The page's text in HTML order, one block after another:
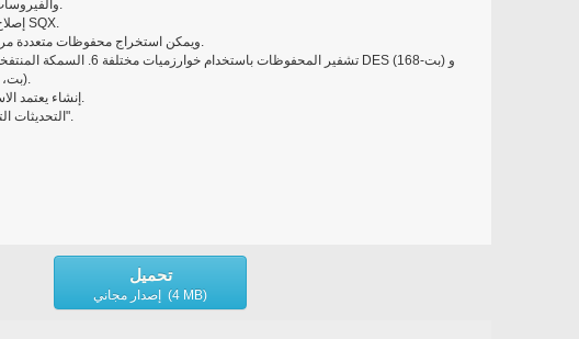
والفيروسات، والتي تغطي القرص وأكثر بكثير.
إصلاح تالف الرمز البريدي والمحفوظات SQX.
ويمكن استخراج محفوظات متعددة مرة واحدة باستخدام استخراج متعددة.
Rijndael (128 بت، 192 بت و 256 بت).
إنشاء يعتمد الاستخراج الذاتي المحفوظات مشفرة.
التحديثات التلقائية باستخدام الدالة "تحديث ويب".
تحميل
إصدار مجاني (4 MB)